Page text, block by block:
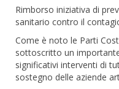
Rimborso iniziativa di
sanitario contro il
Come è noto le Parti
sottoscritto un
significativi interventi di
sostegno delle aziende